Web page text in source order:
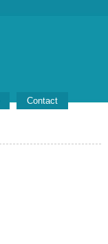
Contact